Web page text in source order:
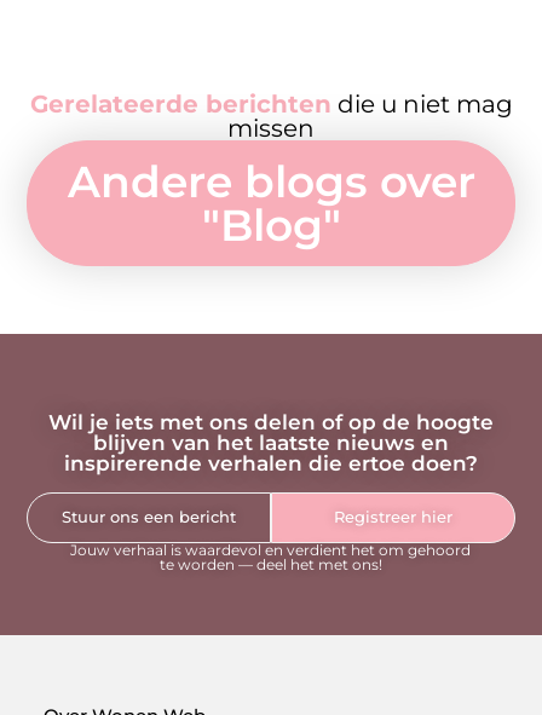
Gerelateerde berichten die u niet mag
missen
Andere blogs over
"Blog"
Wil je iets met ons delen of op de hoogte
blijven van het laatste nieuws en
inspirerende verhalen die ertoe doen?
Stuur ons een bericht
Registreer hier
Jouw verhaal is waardevol en verdient het om gehoord
te worden — deel het met ons!